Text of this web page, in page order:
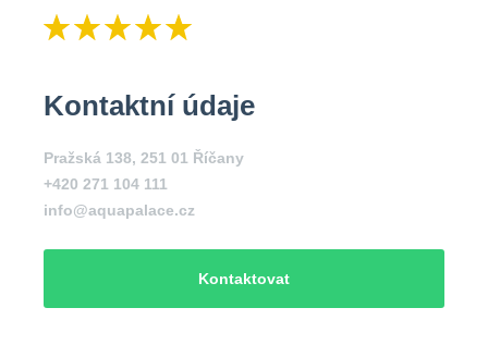
Kontaktní údaje
Pražská 138, 251 01 Říčany
+420 271 104 111
info@aquapalace.cz
Kontaktovat